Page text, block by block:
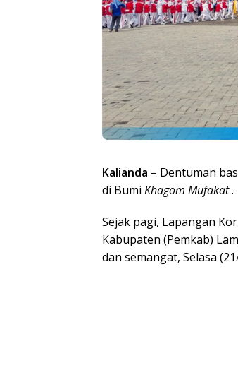
Kalianda – Dentuman
di Bumi Khagom Mufakat.
Sejak pagi, Lapangan
Kabupaten (Pemkab)
dan semangat, Selasa